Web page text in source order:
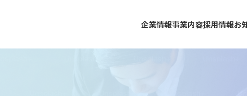
企業情報事業内容採用情報お